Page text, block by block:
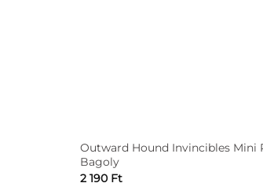
Outward Hound Invincibles Mini
Bagoly
2 190 Ft